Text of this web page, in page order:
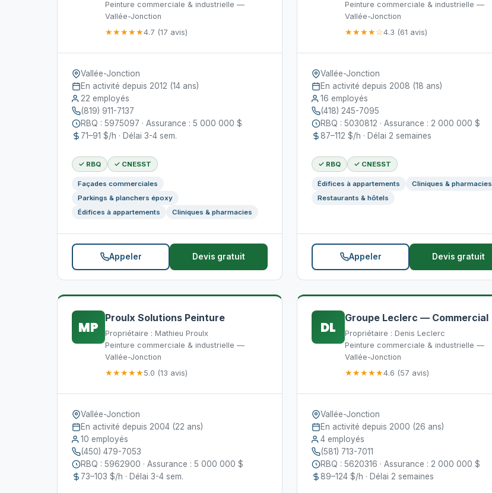
Peinture commerciale & industrielle —
Vallée-Jonction
★★★★★4.7 (17 avis)
Vallée-Jonction
En activité depuis 2012 (14 ans)
22 employés
(819) 911-7137
RBQ : 5975097 · Assurance : 5 000 000 $
71–91 $/h · Délai 3-4 sem.
✓ RBQ ✓ CNESST
Façades commerciales
Parkings & planchers époxy
Édifices à appartements
Cliniques & pharmacies
Appeler Devis gratuit
Peinture commerciale & industrielle —
Vallée-Jonction
★★★★☆4.3 (61 avis)
Vallée-Jonction
En activité depuis 2008 (18 ans)
16 employés
(418) 245-7095
RBQ : 5030812 · Assurance : 2 000 000 $
87–112 $/h · Délai 2 semaines
✓ RBQ ✓ CNESST
Édifices à appartements
Cliniques & pharmacies
Restaurants & hôtels
Appeler Devis gratuit
MP
Proulx Solutions Peinture
Propriétaire : Mathieu Proulx
Peinture commerciale & industrielle —
Vallée-Jonction
★★★★★5.0 (13 avis)
Vallée-Jonction
En activité depuis 2004 (22 ans)
10 employés
(450) 479-7053
RBQ : 5962900 · Assurance : 5 000 000 $
73–103 $/h · Délai 3-4 sem.
DL
Groupe Leclerc — Commercial
Propriétaire : Denis Leclerc
Peinture commerciale & industrielle —
Vallée-Jonction
★★★★★4.6 (57 avis)
Vallée-Jonction
En activité depuis 2000 (26 ans)
4 employés
(581) 713-7011
RBQ : 5620316 · Assurance : 2 000 000 $
89–124 $/h · Délai 2 semaines